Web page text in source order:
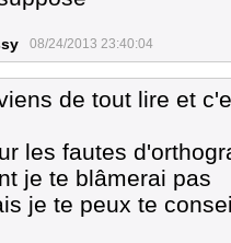
08/24/2013 23:40:04
de tout lire et
les fautes
je te blâmerai pas
je te peux te